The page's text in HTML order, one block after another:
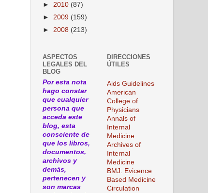
► 2010 (87)
► 2009 (159)
► 2008 (213)
ASPECTOS
LEGALES DEL
BLOG
Por esta nota
hago constar
que cualquier
persona que
acceda este
blog, esta
consciente de
que los libros,
documentos,
archivos y
demás,
pertenecen y
son marcas
DIRECCIONES
ÚTILES
Aids Guidelines
American
College of
Physicians
Annals of
Internal
Medicine
Archives of
Internal
Medicine
BMJ. Evicence
Based Medicine
Circulation